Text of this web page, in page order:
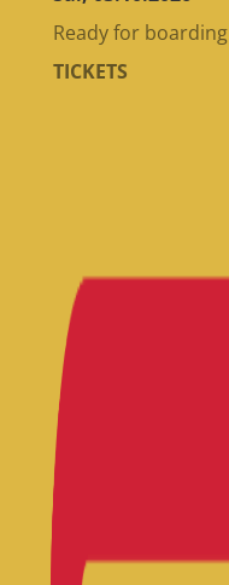
Ready for boarding
TICKETS